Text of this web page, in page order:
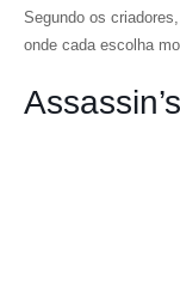
Segundo os
onde cada escolha